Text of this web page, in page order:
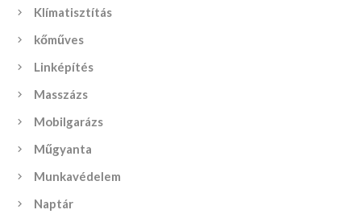
Klímatisztítás
kőműves
Linképítés
Masszázs
Mobilgarázs
Műgyanta
Munkavédelem
Naptár